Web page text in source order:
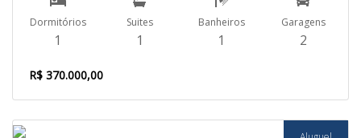
Dormitórios
1
Suites
1
Banheiros
1
Garagens
2
R$ 370.000,00